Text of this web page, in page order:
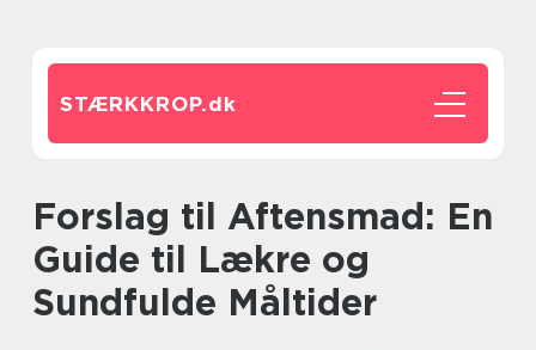
STÆRKKROP.dk
Forslag til Aftensmad: En
Guide til Lækre og
Sundfulde Måltider